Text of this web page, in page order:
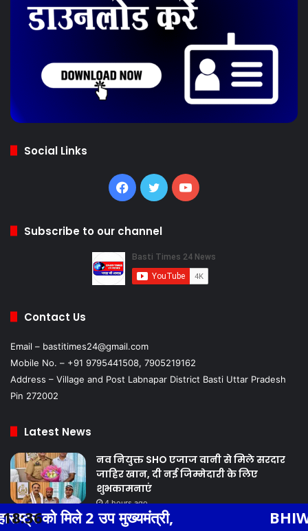
Social Links
Facebook
TwitterYouTube
Subscribe to our channel
Contact Us
Email – bastitimes24@gmail.com
Mobile No. – +91 9795441508, 7905219162
Address – Village and Post Labnapar District Basti Uttar Pradesh
Pin 272002
Latest News
नव नियुक्त SHO एजाज वानी से मिले सरदार
जाहिर खान, दी नई जिम्मेदारी के लिए
शुभकामनाएं
4 hours ago
थाना तिकुनियाँ पुलिस द्वारा वांछित अभियुक्त
BHIWADI NEWS एसएस
18:36